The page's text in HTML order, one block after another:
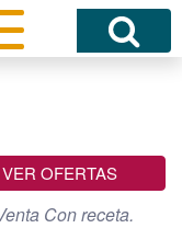
VER OFERTAS
Con receta.